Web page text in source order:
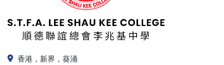
香港，新界，葵涌